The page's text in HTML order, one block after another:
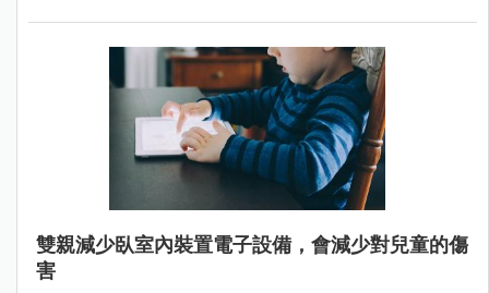
雙親減少臥室內裝置電子設備，會減少對兒童的傷
害